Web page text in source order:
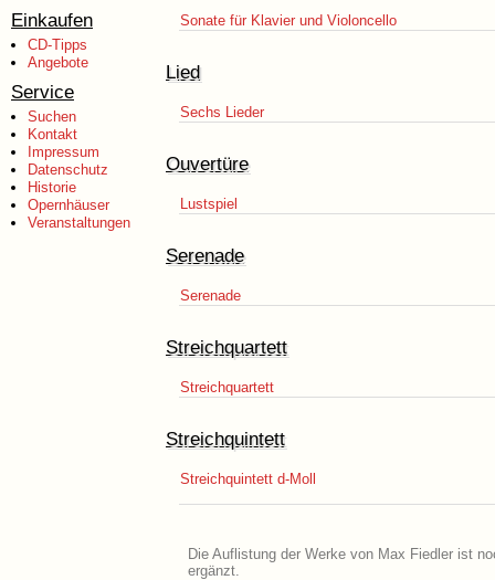
Einkaufen
CD-Tipps
Angebote
Service
Suchen
Kontakt
Impressum
Datenschutz
Historie
Opernhäuser
Veranstaltungen
Sonate für Klavier und Violoncello
Lied
Sechs Lieder
Ouvertüre
Lustspiel
Serenade
Serenade
Streichquartett
Streichquartett
Streichquintett
Streichquintett d-Moll
Die Auflistung der Werke von Max Fiedler ist
ergänzt.